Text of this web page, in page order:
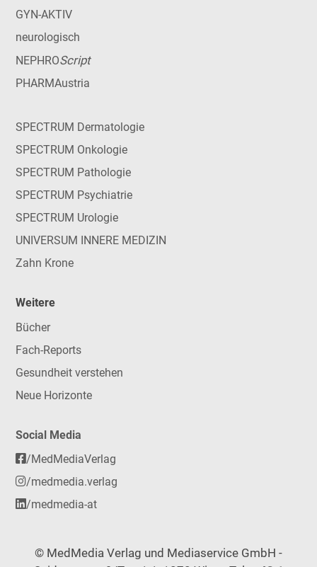
GYN-AKTIV
neurologisch
NEPHROScript
PHARMAustria
SPECTRUM Dermatologie
SPECTRUM Onkologie
SPECTRUM Pathologie
SPECTRUM Psychiatrie
SPECTRUM Urologie
UNIVERSUM INNERE MEDIZIN
Zahn Krone
Weitere
Bücher
Fach-Reports
Gesundheit verstehen
Neue Horizonte
Social Media
/MedMediaVerlag
/medmedia.verlag
/medmedia-at
© MedMedia Verlag und Mediaservice GmbH -